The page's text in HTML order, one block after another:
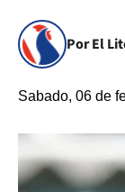
Por El
Sabado, 06 de